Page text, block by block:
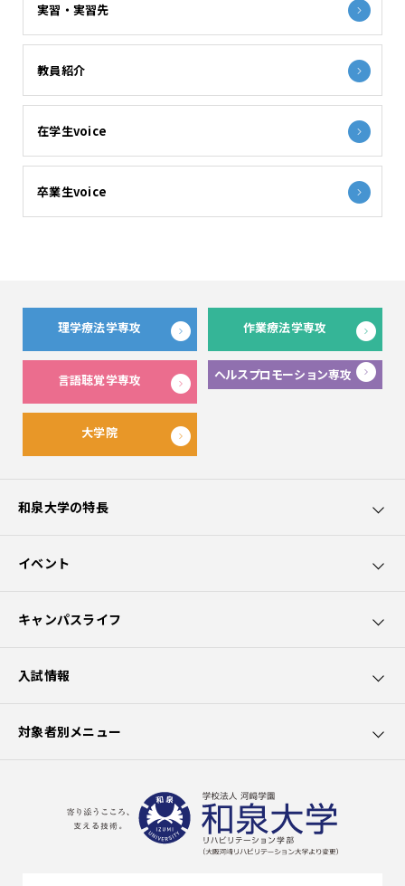
実習・実習先
教員紹介
在学生voice
卒業生voice
理学療法学専攻 作業療法学専攻
言語聴覚学専攻 ヘルスプロモーション専攻
大学院
和泉大学の特長
和泉大学5つのポイント
イベント
オープンキャンパス
キャンパスライフ
学生サポート
施設の利用
入試情報
募集要項
選抜試験一覧
対象者別メニュー
卒業生の方へ